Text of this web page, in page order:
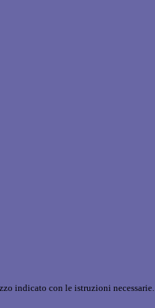
indicato con le istruzioni necessarie.